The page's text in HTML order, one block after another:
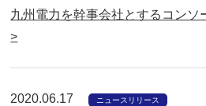
九州電力を幹事会社とするコンソ
>
2020.06.17 ニュースリリース